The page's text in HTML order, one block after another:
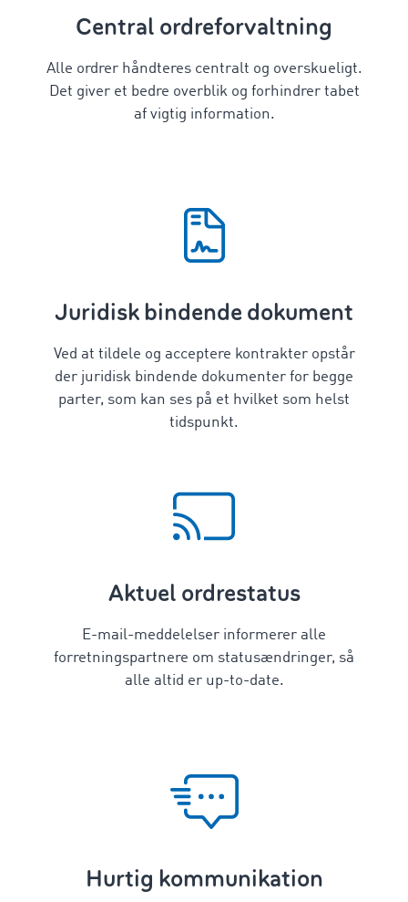
Central ordreforvaltning
Alle ordrer håndteres centralt og overskueligt.
Det giver et bedre overblik og forhindrer tabet
af vigtig information.
Juridisk bindende dokument
Ved at tildele og acceptere kontrakter opstår
der juridisk bindende dokumenter for begge
parter, som kan ses på et hvilket som helst
tidspunkt.
Aktuel ordrestatus
E-mail-meddelelser informerer alle
forretningspartnere om statusændringer, så
alle altid er up-to-date.
Hurtig kommunikation